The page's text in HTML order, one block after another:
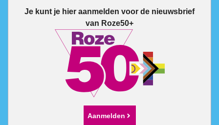
Je kunt je hier aanmelden voor de nieuwsbrief
van Roze50+
Aanmelden